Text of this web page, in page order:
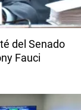
del Senado
Fauci